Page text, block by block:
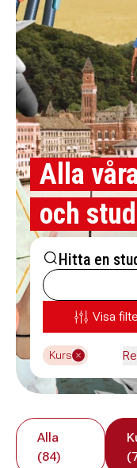
Alla
och
Hitta en
Visa
Kurs
Alla
(84)